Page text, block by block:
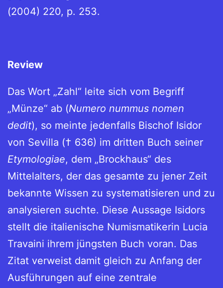
(2004) 220, p. 253.
Review
Das Wort „Zahl“ leite sich vom Begriff
„Münze“ ab (Numero nummus nomen
dedit), so meinte jedenfalls Bischof Isidor
von Sevilla († 636) im dritten Buch seiner
Etymologiae, dem „Brockhaus“ des
Mittelalters, der das gesamte zu jener Zeit
bekannte Wissen zu systematisieren und zu
analysieren suchte. Diese Aussage Isidors
stellt die italienische Numismatikerin Lucia
Travaini ihrem jüngsten Buch voran. Das
Zitat verweist damit gleich zu Anfang der
Ausführungen auf eine zentrale